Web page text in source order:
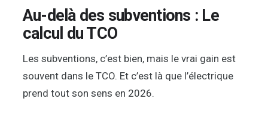
Au-delà des subventions : Le
calcul du TCO
Les subventions, c’est bien, mais le vrai gain est
souvent dans le TCO. Et c’est là que l’électrique
prend tout son sens en 2026.